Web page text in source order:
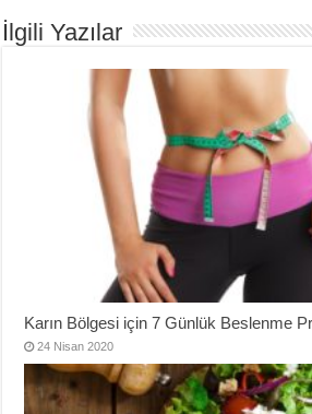
İlgili Yazılar
Karın Bölgesi için 7 Günlük Beslenme
24 Nisan 2020